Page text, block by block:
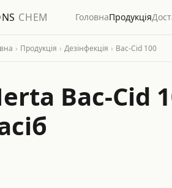
CHEM ГоловнаПродукція
› Продукція › Дезінфекція › Bac-Cid 100
Bac-Cid